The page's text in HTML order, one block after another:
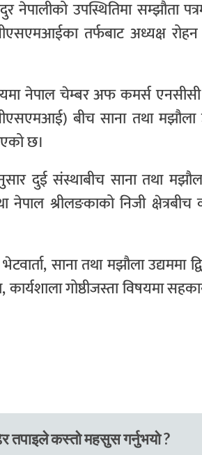
नेपालीको उपस्थितिमा सम्झौता
तर्फबाट अध्यक्ष रोहन
नेपाल चेम्बर अफ कमर्स
बीच साना तथा मझौला
छ।
दुई संस्थाबीच साना तथा
श्रीलङकाको निजी क्षेत्रबीच
साना तथा मझौला उद्यममा
कार्यशाला गोष्ठीजस्ता विषयमा
तपाइले कस्तो महसुस गर्नुभयो ?